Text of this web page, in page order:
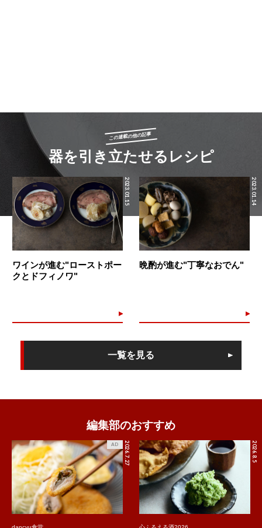
この連載の他の記事
器を引き立たせるレシピ
2023.01.15
ワインが進む"ローストポー
クとドフィノワ"
2023.01.14
晩酌が進む"丁寧なおでん"
一覧を見る
編集部のおすすめ
2026.7.27
AD 2026.8.5